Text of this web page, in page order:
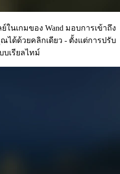
ย์ในเกมของ Wand มอบการเข้าถึง
ด้ด้วยคลิกเดียว - ตั้งแต่การปรับ
บเรียลไทม์